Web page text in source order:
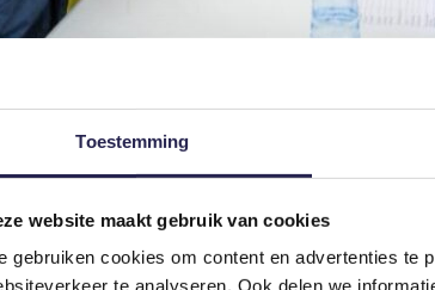
Toestemming
website maakt gebruik van cookies
gebruiken cookies om content en advertenties te
te analyseren. Ook delen we
& inspireren
een innovatieve oplossing die de kracht van
Happy Fit, Avond4daagse en alle SBG-